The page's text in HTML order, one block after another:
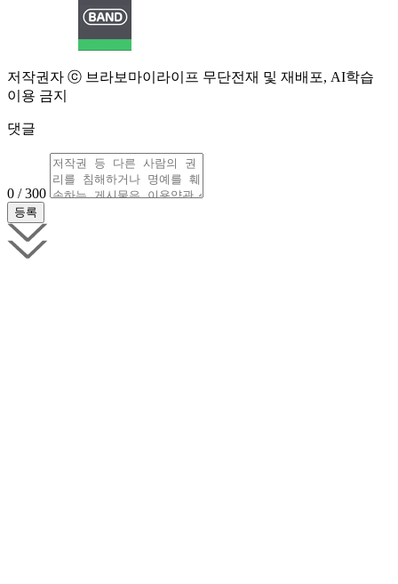
저작권자 ⓒ 브라보마이라이프 무단전재 및 재배포, AI학습
이용 금지
댓글
0 / 300